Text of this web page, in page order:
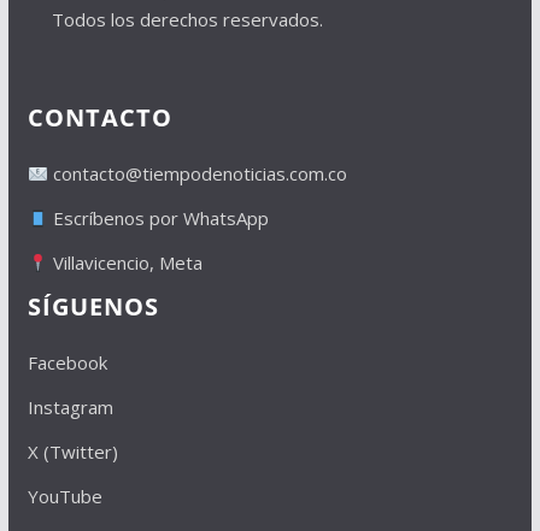
Todos los derechos reservados.
CONTACTO
contacto@tiempodenoticias.com.co
Escríbenos por WhatsApp
Villavicencio, Meta
SÍGUENOS
Facebook
Instagram
X (Twitter)
YouTube